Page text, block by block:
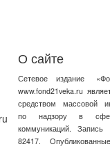
О сайте
Сетевое издание «
www.fond21veka.ru
средством массовой
по надзору в
коммуникаций.
82417.